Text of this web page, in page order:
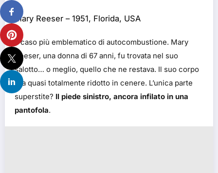
Mary Reeser – 1951, Florida, USA
Il caso più emblematico di autocombustione. Mary
Reeser, una donna di 67 anni, fu trovata nel suo
salotto… o meglio, quello che ne restava. Il suo corpo
era quasi totalmente ridotto in cenere. L’unica parte
superstite? Il piede sinistro, ancora infilato in una
pantofola.